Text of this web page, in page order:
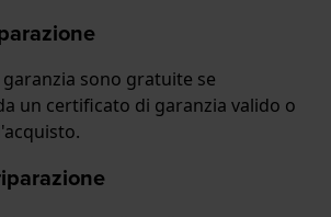
sono gratuite se
un certificato di garanzia valido o